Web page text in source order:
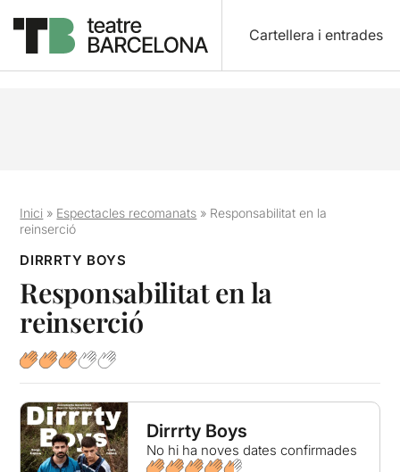
Cartellera i entrades
Inici » Espectacles recomanats » Responsabilitat en la
reinserció
DIRRRTY BOYS
Responsabilitat en la
reinserció
Dirrrty Boys
No hi ha noves dates confirmades